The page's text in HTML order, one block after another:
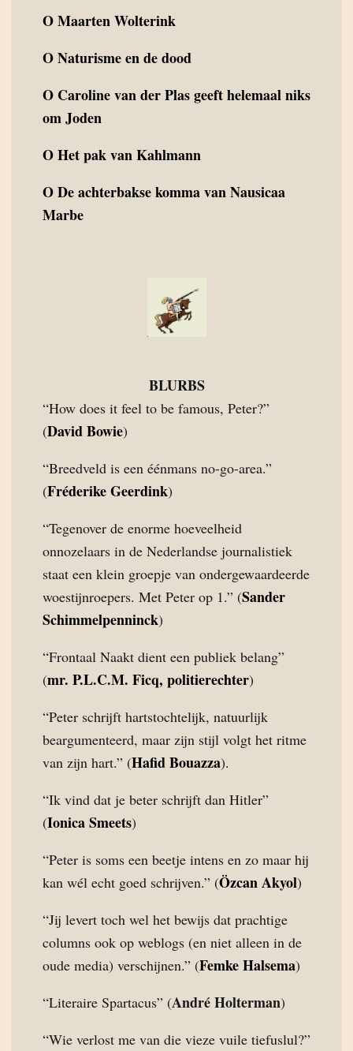
OMaarten Wolterink
ONaturisme en de dood
O Caroline van der Plas geeft helemaal niks
om Joden
OHet pak van Kahlmann
ODe achterbakse komma van Nausicaa
Marbe
BLURBS
“How does it feel to be famous, Peter?”
(David Bowie)
“Breedveld is een éénmans no-go-area.”
(Fréderike Geerdink)
“Tegenover de enorme hoeveelheid
onnozelaars in de Nederlandse journalistiek
staat een klein groepje van ondergewaardeerde
woestijnroepers. Met Peter op 1.” (Sander
Schimmelpenninck)
“Frontaal Naakt dient een publiek belang”
(mr. P.L.C.M. Ficq, politierechter)
“Peter schrijft hartstochtelijk, natuurlijk
beargumenteerd, maar zijn stijl volgt het ritme
van zijn hart.” (Hafid Bouazza).
“Ik vind dat je beter schrijft dan Hitler”
(Ionica Smeets)
“Peter is soms een beetje intens en zo maar hij
kan wél echt goed schrijven.” (Özcan Akyol)
“Jij levert toch wel het bewijs dat prachtige
columns ook op weblogs (en niet alleen in de
oude media) verschijnen.” (Femke Halsema)
“Literaire Spartacus” (André Holterman)
“Wie verlost me van die vieze vuile tiefuslul?”